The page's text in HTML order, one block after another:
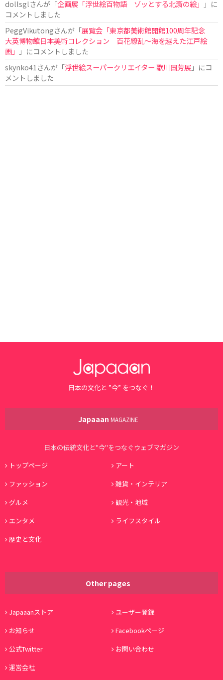
dollsglさんが「企画展「浮世絵百物語 ゾッとする北斎の絵」
」に
コメントしました
PeggVikutongさんが「展覧会「東京都美術館開館100周年記念
大英博物館日本美術コレクション 百花繚乱〜海を越えた江戸絵
画」
」にコメントしました
skynko41 さんが「浮世絵スーパークリエイター 歌川国芳展 」にコ
メントしました
日本の文化と ”今” をつなぐ！
Japaaan MAGAZINE
日本の伝統文化と"今"をつなぐウェブマガジン
トップページ
アート
ファッション
雑貨・インテリア
グルメ
観光・地域
エンタメ
ライフスタイル
歴史と文化
Other pages
Japaaanストア
ユーザー登録
お知らせ
Facebookページ
公式Twitter
お問い合わせ
運営会社